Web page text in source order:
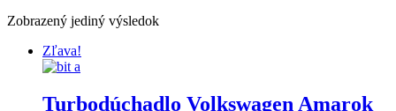
Zobrazený jediný výsledok
Zľava!
Turbodúchadlo Volkswagen Amarok